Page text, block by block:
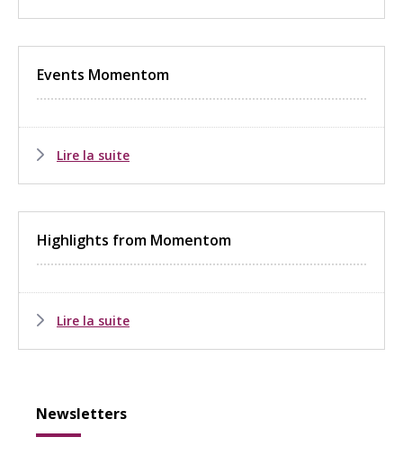
Events Momentom
Lire la suite
Highlights from Momentom
Lire la suite
Newsletters